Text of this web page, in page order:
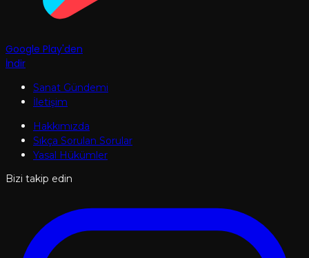
Google Play'den
İndir
Sanat Gündemi
İletişim
Hakkımızda
Sıkça Sorulan Sorular
Yasal Hükümler
Bizi takip edin